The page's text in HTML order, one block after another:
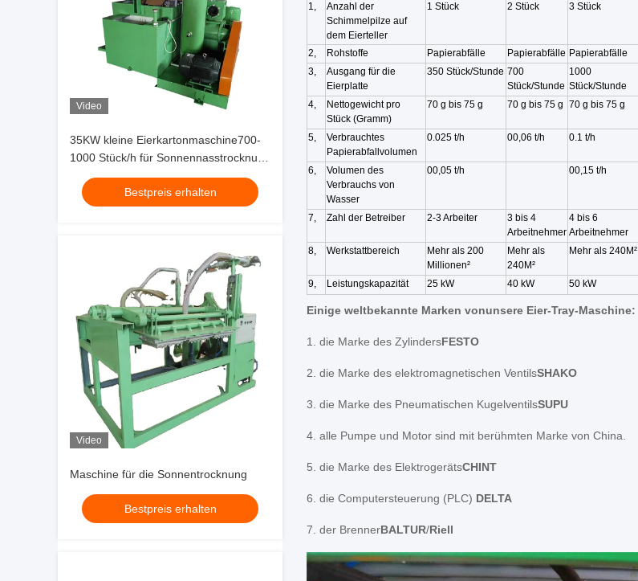
Video
35KW kleine Eierkartonmaschine700-
1000 Stück/h für Sonnennasstrocknung
Produktionslinie
Bestpreis erhalten
Video
Maschine für die Sonnentrocknung
Bestpreis erhalten
1,
Anzahl der
Schimmelpilze auf
dem Eierteller
1 Stück 2 Stück 3 Stück
2, Rohstoffe Papierabfälle Papierabfälle Papierabfälle
3,
Ausgang für die
Eierplatte
350 Stück/Stunde 700
Stück/Stunde
1000
Stück/Stunde
4,
Nettogewicht pro
Stück (Gramm)
70 g bis 75 g 70 g bis 75 g 70 g bis 75 g
5,
Verbrauchtes
Papierabfallvolumen
0.025 t/h 00,06 t/h 0.1 t/h
6,
Volumen des
Verbrauchs von
Wasser
00,05 t/h 00,15 t/h
7, Zahl der Betreiber 2-3 Arbeiter
3 bis 4
Arbeitnehmer
4 bis 6
Arbeitnehmer
8,
Werkstattbereich
Mehr als 200
Millionen²
Mehr als
240M²
Mehr als 240M²
9,
Leistungskapazität 25 kW 40 kW 50 kW
Einige weltbekannte Marken vonunsere Eier-Tray-Maschine:
1. die Marke des ZylindersFESTO
2. die Marke des elektromagnetischen VentilsSHAKO
3. die Marke des Pneumatischen KugelventilsSUPU
4. alle Pumpe und Motor sind mit berühmten Marke von China.
5. die Marke des ElektrogerätsCHINT
6. die Computersteuerung (PLC) DELTA
7. der BrennerBALTUR/Riell